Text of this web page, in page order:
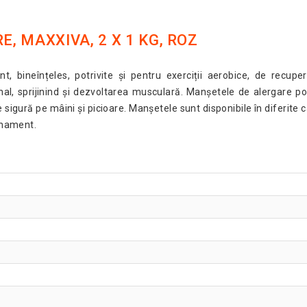
MAXXIVA, 2 X 1 KG, ROZ
bineînțeles, potrivite și pentru exerciții aerobice, de
sprijinind și dezvoltarea musculară. Manșetele de alergare
sigură pe mâini și picioare. Manșetele sunt disponibile în